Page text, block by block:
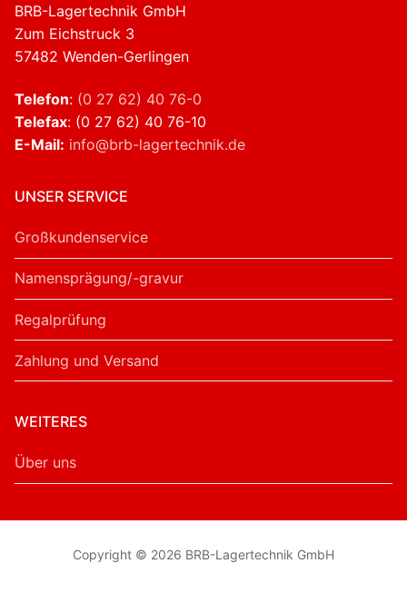
BRB-Lagertechnik GmbH
Zum Eichstruck 3
57482 Wenden-Gerlingen
Telefon: (0 27 62) 40 76-0
Telefax: (0 27 62) 40 76-10
E-Mail: info@brb-lagertechnik.de
UNSER SERVICE
Großkundenservice
Namensprägung/-gravur
Regalprüfung
Zahlung und Versand
WEITERES
Über uns
Copyright © 2026 BRB-Lagertechnik GmbH